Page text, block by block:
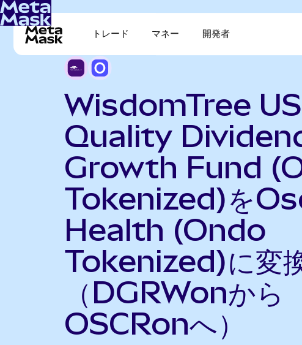
トレード マネー 開発者
WisdomTree US
Quality
Growth Fund
Tokenized)を
Health (Ondo
Tokenized)に変
（DGRWonから
OSCRonへ）